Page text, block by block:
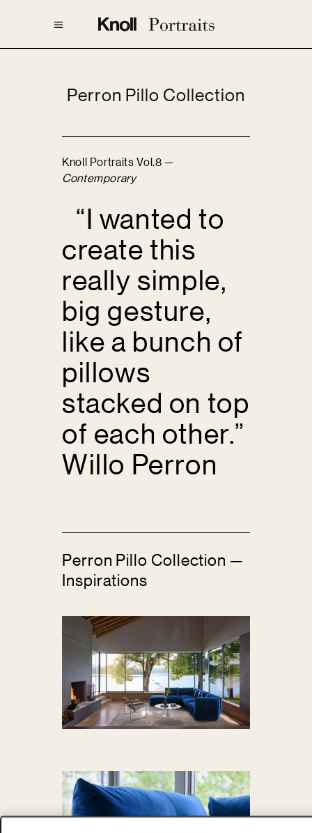
Perron Pillo Collection
Knoll Portraits Vol.8 —
Contemporary
“I wanted to
create this
really simple,
big gesture,
like a bunch of
pillows
stacked on top
of each other.”
Willo Perron
Perron Pillo Collection —
Inspirations